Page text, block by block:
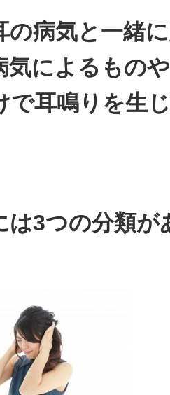
の病気と一緒
気によるもの
で耳鳴りを生
は3つの分類が